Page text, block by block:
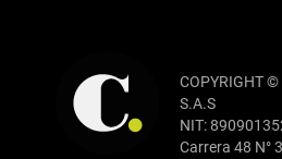
COPYRIGHT
S.A.S
NIT:
Carrera 48 N°